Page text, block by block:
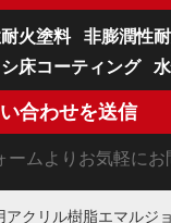
火塗料 非膨潤性
床コーティング
合わせを送信
ームよりお気軽にお